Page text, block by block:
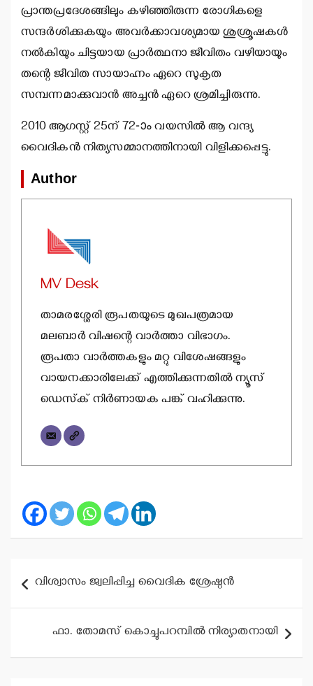
പ്രാന്തപ്രദേശങ്ങിലും കഴിഞ്ഞിരുന്ന രോഗികളെ
സന്ദര്‍ശിക്കുകയും അവര്‍ക്കാവശ്യമായ ശുശ്രൂഷകള്‍
നല്‍കിയും ചിട്ടയായ പ്രാര്‍ത്ഥനാ ജീവിതം വഴിയായും
തന്റെ ജീവിത സായാഹ്നം ഏറെ സുകൃത
സമ്പന്നമാക്കുവാന്‍ അച്ചന്‍ ഏറെ ശ്രമിച്ചിരുന്നു.
2010 ആഗസ്റ്റ് 25ന് 72-ാം വയസില്‍ ആ വന്ദ്യ
വൈദികന്‍ നിത്യസമ്മാനത്തിനായി വിളിക്കപ്പെട്ടു.
Author
MV Desk
താമരശ്ശേരി രൂപതയുടെ മുഖപത്രമായ
മലബാര്‍ വിഷന്റെ വാര്‍ത്താ വിഭാഗം.
രൂപതാ വാര്‍ത്തകളും മറ്റു വിശേഷങ്ങളും
വായനക്കാരിലേക്ക് എത്തിക്കുന്നതില്‍ ന്യൂസ്
ഡെസ്‌ക് നിര്‍ണായക പങ്ക് വഹിക്കുന്നു.
navigation
വിശ്വാസം ജ്വലിപ്പിച്ച വൈദിക ശ്രേഷ്ഠന്‍
ഫാ. തോമസ് കൊച്ചുപറമ്പില്‍ നിര്യാതനായി